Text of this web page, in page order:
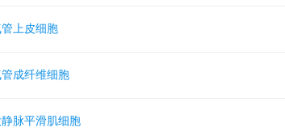
上皮细胞
成纤维细胞
脉平滑肌细胞